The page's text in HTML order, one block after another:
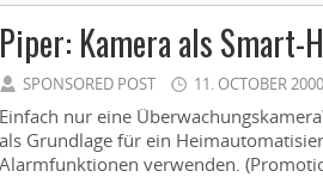
Piper: Kamera als Smart-
SPONSORED POST 11. OCTOBER 2000
Einfach nur eine
als Grundlage für ein
Alarmfunktionen verwenden.